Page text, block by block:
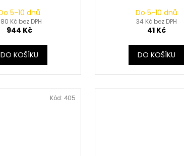
5-10 dnů
Kč bez DPH
944 Kč
DO KOŠÍKU
Do 5-10 dnů
34 Kč bez DPH
41 Kč
DO KOŠÍKU
Kód:405